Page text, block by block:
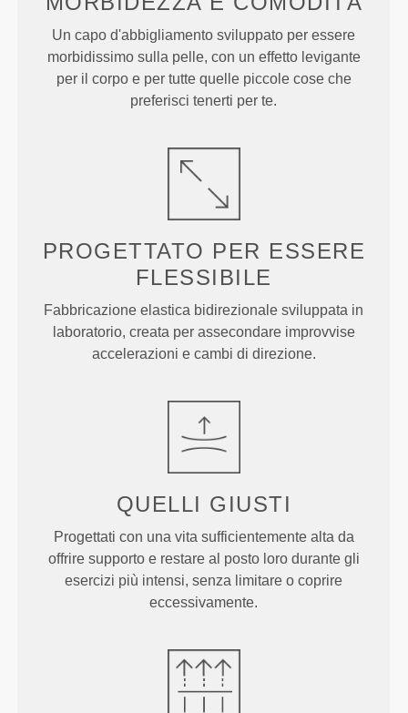
Un capo d'abbigliamento sviluppato per essere
morbidissimo sulla pelle, con un effetto levigante
per il corpo e per tutte quelle piccole cose che
preferisci tenerti per te.
PROGETTATO PER ESSERE
FLESSIBILE
Fabbricazione elastica bidirezionale sviluppata in
laboratorio, creata per assecondare improvvise
accelerazioni e cambi di direzione.
QUELLI GIUSTI
Progettati con una vita sufficientemente alta da
offrire supporto e restare al posto loro durante gli
esercizi più intensi, senza limitare o coprire
eccessivamente.